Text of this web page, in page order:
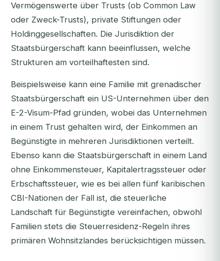
Vermögenswerte über Trusts (ob Common Law
oder Zweck-Trusts), private Stiftungen oder
Holdinggesellschaften. Die Jurisdiktion der
Staatsbürgerschaft kann beeinflussen, welche
Strukturen am vorteilhaftesten sind.
Beispielsweise kann eine Familie mit grenadischer
Staatsbürgerschaft ein US-Unternehmen über den
E-2-Visum-Pfad gründen, wobei das Unternehmen
in einem Trust gehalten wird, der Einkommen an
Begünstigte in mehreren Jurisdiktionen verteilt.
Ebenso kann die Staatsbürgerschaft in einem Land
ohne Einkommensteuer, Kapitalertragssteuer oder
Erbschaftssteuer, wie es bei allen fünf karibischen
CBI-Nationen der Fall ist, die steuerliche
Landschaft für Begünstigte vereinfachen, obwohl
Familien stets die Steuerresidenz-Regeln ihres
primären Wohnsitzlandes berücksichtigen müssen.